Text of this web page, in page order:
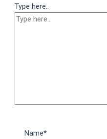
Type here..
Name*